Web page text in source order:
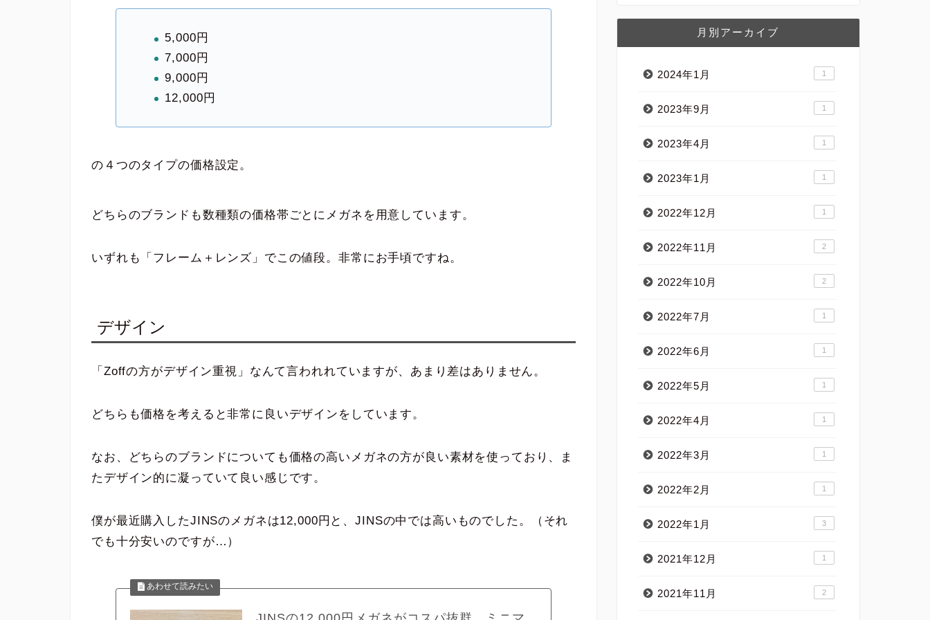
5,000円
7,000円
9,000円
12,000円
の４つのタイプの価格設定。
どちらのブランドも数種類の価格帯ごとにメガネを用意しています。
いずれも「フレーム＋レンズ」でこの値段。非常にお手頃ですね。
デザイン
「Zoffの方がデザイン重視」なんて言われれていますが、あまり差はありません。
どちらも価格を考えると非常に良いデザインをしています。
なお、どちらのブランドについても価格の高いメガネの方が良い素材を使っており、ま
たデザイン的に凝っていて良い感じです。
僕が最近購入したJINSのメガネは12,000円と、JINSの中では高いものでした。（それ
でも十分安いのですが…）
月別アーカイブ
2024年1月 1
2023年9月 1
2023年4月 1
2023年1月 1
2022年12月 1
2022年11月 2
2022年10月 2
2022年7月 1
2022年6月 1
2022年5月 1
2022年4月 1
2022年3月 1
2022年2月 1
2022年1月 3
2021年12月 1
2021年11月 2